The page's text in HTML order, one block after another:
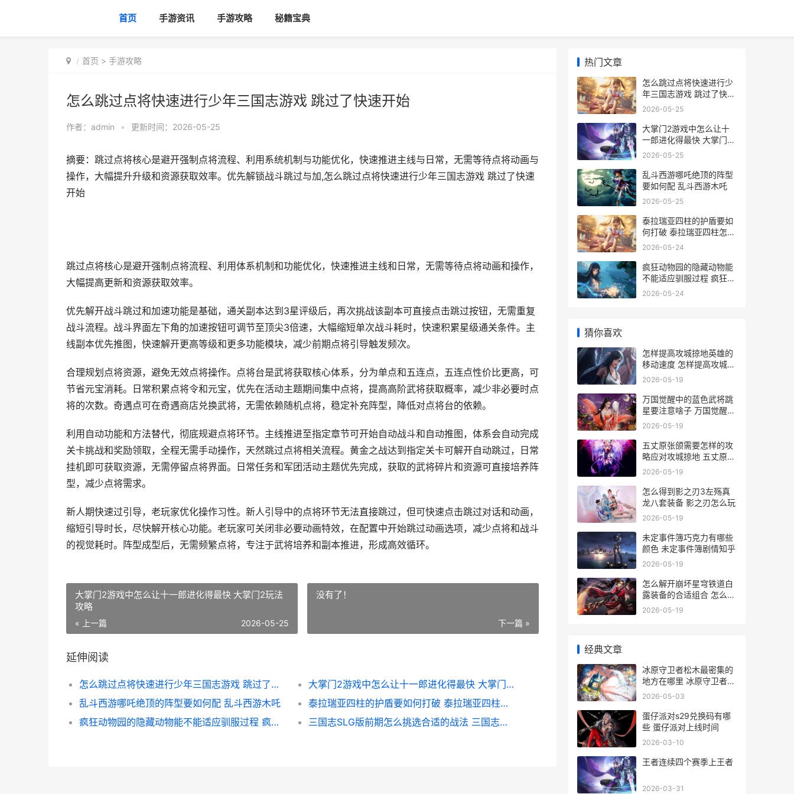
首页 手游资讯 手游攻略 秘籍宝典
首页 > 手游攻略
怎么跳过点将快速进行少年三国志游戏 跳过了快速开始
作者： admin • 更新时间：2026-05-25
摘要：跳过点将核心是避开强制点将流程、利用系统机制与功能优化，快速推进主线与日常，无需等待点将动画与
操作，大幅提升升级和资源获取效率。优先解锁战斗跳过与加,怎么跳过点将快速进行少年三国志游戏 跳过了快速
开始
跳过点将核心是避开强制点将流程、利用体系机制和功能优化，快速推进主线和日常，无需等待点将动画和操作，
大幅提高更新和资源获取效率。
优先解开战斗跳过和加速功能是基础，通关副本达到3星评级后，再次挑战该副本可直接点击跳过按钮，无需重复
战斗流程。战斗界面左下角的加速按钮可调节至顶尖3倍速，大幅缩短单次战斗耗时，快速积累星级通关条件。主
线副本优先推图，快速解开更高等级和更多功能模块，减少前期点将引导触发频次。
合理规划点将资源，避免无效点将操作。点将台是武将获取核心体系，分为单点和五连点，五连点性价比更高，可
节省元宝消耗。日常积累点将令和元宝，优先在活动主题期间集中点将，提高高阶武将获取概率，减少非必要时点
将的次数。奇遇点可在奇遇商店兑换武将，无需依赖随机点将，稳定补充阵型，降低对点将台的依赖。
利用自动功能和方法替代，彻底规避点将环节。主线推进至指定章节可开始自动战斗和自动推图，体系会自动完成
关卡挑战和奖励领取，全程无需手动操作，天然跳过点将相关流程。黄金之战达到指定关卡可解开自动跳过，日常
挂机即可获取资源，无需停留点将界面。日常任务和军团活动主题优先完成，获取的武将碎片和资源可直接培养阵
型，减少点将需求。
新人期快速过引导，老玩家优化操作习性。新人引导中的点将环节无法直接跳过，但可快速点击跳过对话和动画，
缩短引导时长，尽快解开核心功能。老玩家可关闭非必要动画特效，在配置中开始跳过动画选项，减少点将和战斗
的视觉耗时。阵型成型后，无需频繁点将，专注于武将培养和副本推进，形成高效循环。
大掌门2游戏中怎么让十一郎进化得最快 大掌门2玩法
攻略
« 上一篇 2026-05-25
没有了！
下一篇 »
延伸阅读
怎么跳过点将快速进行少年三国志游戏 跳过了快速开始
大掌门2游戏中怎么让十一郎进化得最快 大掌门2玩法攻略
乱斗西游哪吒绝顶的阵型要如何配 乱斗西游木吒
泰拉瑞亚四柱的护盾要如何打破 泰拉瑞亚四柱怎么打 四柱顺序及掉落攻略
疯狂动物园的隐藏动物能不能适应驯服过程 疯狂动物园的隐藏动物怎么解锁
三国志SLG版前期怎么挑选合适的战法 三国志战略版slg
热门文章
怎么跳过点将快速进行少
年三国志游戏 跳过了快速
开始
2026-05-25
大掌门2游戏中怎么让十
一郎进化得最快 大掌门2
玩法攻略
2026-05-25
乱斗西游哪吒绝顶的阵型
要如何配 乱斗西游木吒
2026-05-25
泰拉瑞亚四柱的护盾要如
何打破 泰拉瑞亚四柱怎么
打 四柱顺序及掉落攻略
2026-05-24
疯狂动物园的隐藏动物能
不能适应驯服过程 疯狂动
物园的隐藏动物怎么解锁
2026-05-24
猜你喜欢
怎样提高攻城掠地英雄的
移动速度 怎样提高攻城掠
地等级
2026-05-19
万国觉醒中的蓝色武将跳
星要注意啥子 万国觉醒最
值得培养的蓝将
2026-05-19
五丈原张颌需要怎样的攻
略应对攻城掠地 五丈原之
战双方是谁
2026-05-19
怎么得到影之刃3左殇真
龙八套装备 影之刃怎么玩
2026-05-19
未定事件簿巧克力有哪些
颜色 未定事件簿剧情知乎
2026-05-19
怎么解开崩坏星穹铁道白
露装备的合适组合 怎么解
开崩坏星域之门
2026-05-19
经典文章
冰原守卫者松木最密集的
地方在哪里 冰原守卫者家
园布置
2026-05-03
蛋仔派对s29兑换码有哪
些 蛋仔派对上线时间
2026-03-10
王者连续四个赛季上王者
2026-03-31